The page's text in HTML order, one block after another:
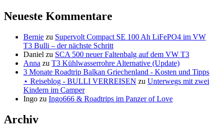
Neueste Kommentare
Bernie zu Supervolt Compact SE 100 Ah LiFePO4 im VW
T3 Bulli – der nächste Schritt
Daniel zu SCA 500 neuer Faltenbalg auf dem VW T3
Anna zu T3 Kühlwasserrohre Alternative (Update)
3 Monate Roadtrip Balkan Griechenland - Kosten und Tipps
⋆ Reiseblog - BULLI VERREISEN zu Unterwegs mit zwei
Kindern im Camper
Ingo zu Ingo666 & Roadtrips im Panzer of Love
Archiv